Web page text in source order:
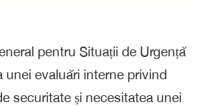
pentru Situații de Urgență
unei evaluări interne privind
securitate și necesitatea unei